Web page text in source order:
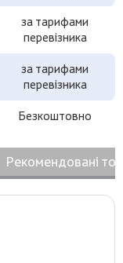
за тарифами
перевізника
за тарифами
перевізника
Безкоштовно
Рекомендовані